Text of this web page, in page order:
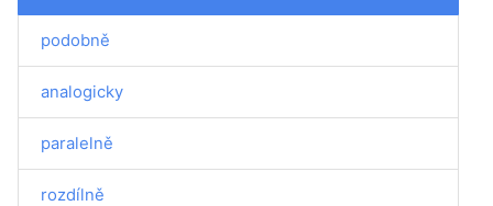
podobně
analogicky
paralelně
rozdílně